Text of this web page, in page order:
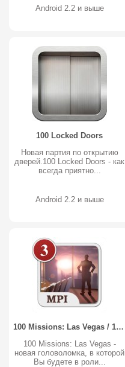
Android 2.2 и выше
100 Locked Doors
Новая партия по открытию
дверей.100 Locked Doors - как
всегда приятно...
Android 2.2 и выше
100 Missions: Las Vegas / 100 миссий: Лас-Вегас
100 Missions: Las Vegas -
новая головоломка, в которой
Вы будете в роли...